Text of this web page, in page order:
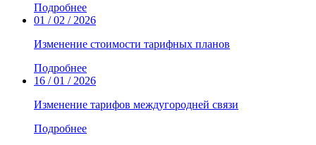
Подробнее
01 / 02 / 2026
Изменение стоимости тарифных планов
Подробнее
16 / 01 / 2026
Изменение тарифов междугородней связи
Подробнее